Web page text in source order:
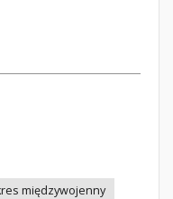
międzywojenny